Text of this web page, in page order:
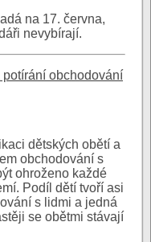
na 17. června,
nevybírají.
obchodování
dětských obětí a
obchodování s
ohroženo každé
Podíl dětí tvoří asi
s lidmi a jedná
se obětmi stávají